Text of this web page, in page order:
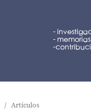
/ Artículos